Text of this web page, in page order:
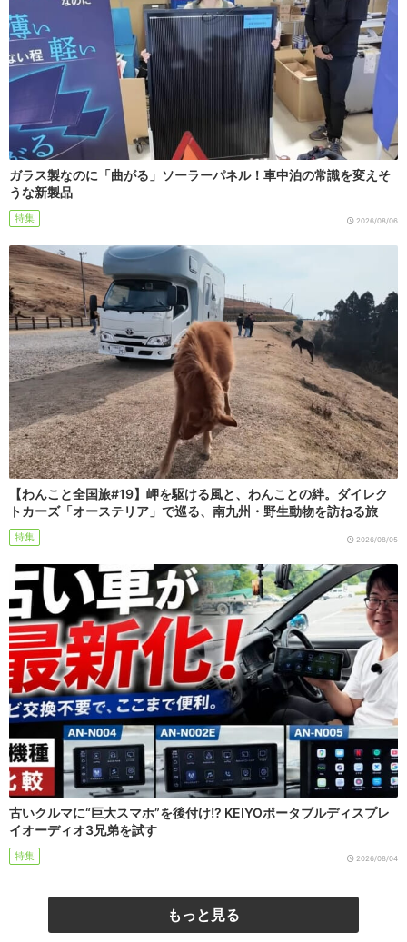
ガラス製なのに「曲がる」ソーラーパネル！車中泊の常識を変えそ
うな新製品
特集 2026/08/06
【わんこと全国旅#19】岬を駆ける風と、わんことの絆。ダイレク
トカーズ「オーステリア」で巡る、南九州・野生動物を訪ねる旅
特集 2026/08/05
古いクルマに“巨大スマホ”を後付け!? KEIYOポータブルディスプレ
イオーディオ3兄弟を試す
特集 2026/08/04
もっと見る